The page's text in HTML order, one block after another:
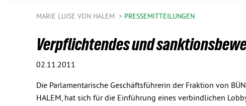
MARIE LUISE VON HALEM PRESSEMITTEILUNGEN
Verpflichtendes und
02.11.2011
Die Parlamentarische Geschäftsführerin der Fraktion von
HALEM, hat sich für die Einführung eines verbindlichen